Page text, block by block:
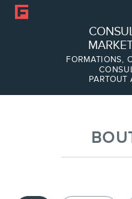
FORMATIONS,
PARTOUT
À